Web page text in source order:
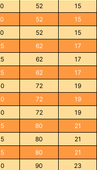
52
15
52
15
52
15
62
17
62
17
62
17
72
19
72
19
72
19
80
21
80
21
80
21
90
23